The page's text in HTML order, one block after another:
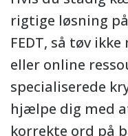
rigtige løsning
FEDT, så tøv
eller online
specialiserede
hjælpe dig med
korrekte ord på